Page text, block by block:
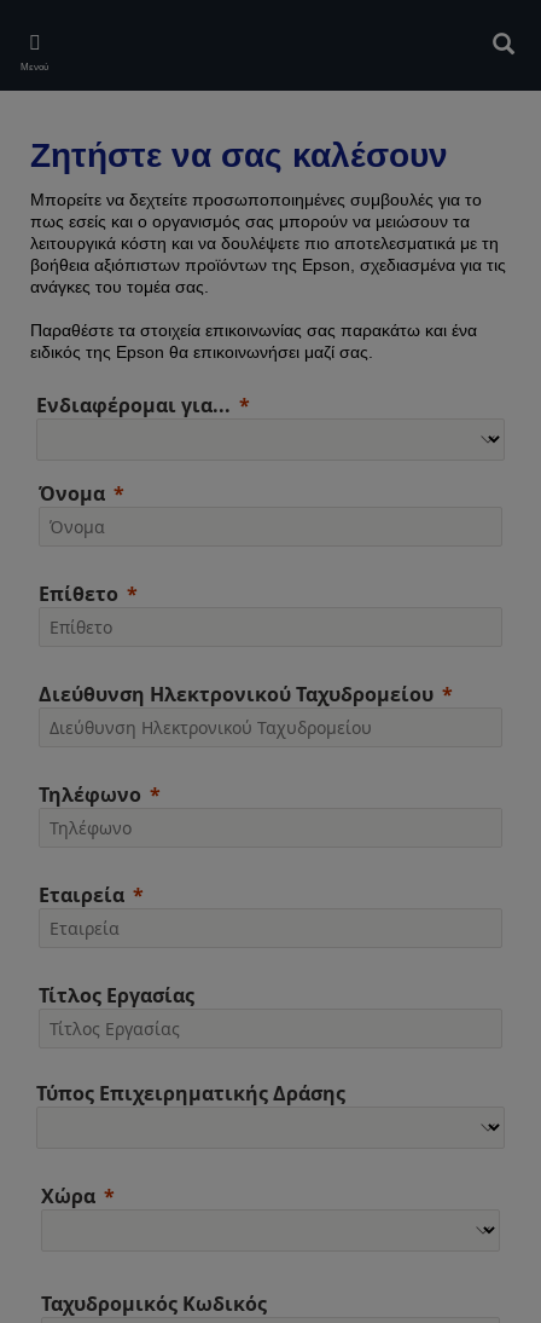
main
content
Μενού
Ζητήστε να σας καλέσουν
Μπορείτε να δεχτείτε προσωποποιημένες συμβουλές για το
πως εσείς και ο οργανισμός σας μπορούν να μειώσουν τα
λειτουργικά κόστη και να δουλέψετε πιο αποτελεσματικά με τη
βοήθεια αξιόπιστων προϊόντων της Epson, σχεδιασμένα για τις
ανάγκες του τομέα σας.
Παραθέστε τα στοιχεία επικοινωνίας σας παρακάτω και ένα
ειδικός της Epson θα επικοινωνήσει μαζί σας.
Ενδιαφέρομαι για...
Όνομα
Επίθετο
Διεύθυνση Ηλεκτρονικού Ταχυδρομείου
Τηλέφωνο
Εταιρεία
Τίτλος Εργασίας
Τύπος Επιχειρηματικής Δράσης
Χώρα
Ταχυδρομικός Κωδικός